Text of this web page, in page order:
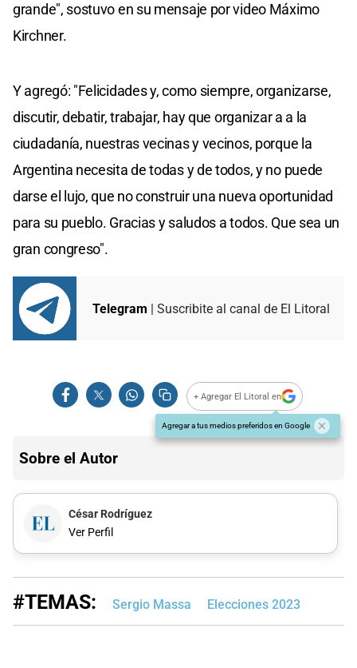
grande", sostuvo en su mensaje por video Máximo
Kirchner.
Y agregó: "Felicidades y, como siempre, organizarse,
discutir, debatir, trabajar, hay que organizar a a la
ciudadanía, nuestras vecinas y vecinos, porque la
Argentina necesita de todas y de todos, y no puede
darse el lujo, que no construir una nueva oportunidad
para su pueblo. Gracias y saludos a todos. Que sea un
gran congreso".
Telegram | Suscribite al canal de El Litoral
+ Agregar El Litoral en
Agregar a tus medios preferidos en Google
Sobre el Autor
César Rodríguez
Ver Perfil
#TEMAS: Sergio Massa Elecciones 2023